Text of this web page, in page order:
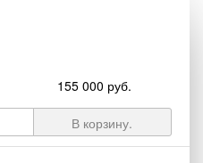
155 000 руб.
В корзину.